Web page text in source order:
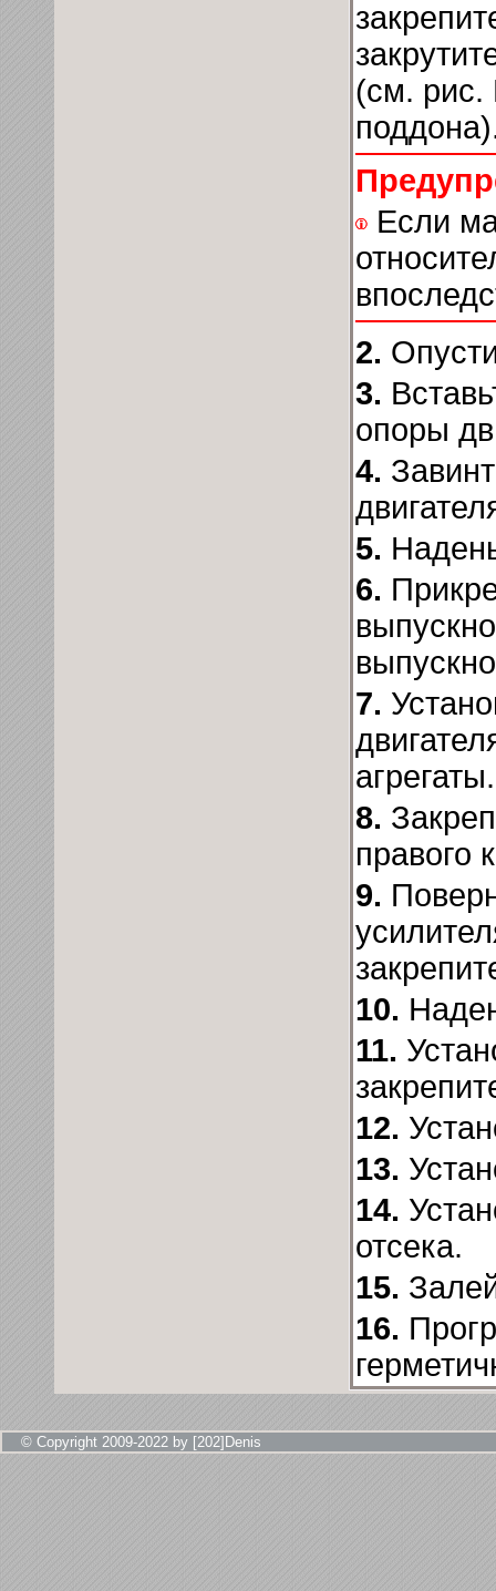
(см. рис.
поддона
Если
2.
3.
опоры
4.
5.
6.
7.
агрегаты.
8.
правого
9.
10.
11.
12.
13.
14.
отсека.
15.
16.
© Copyright 2009-2022 by [202]Denis